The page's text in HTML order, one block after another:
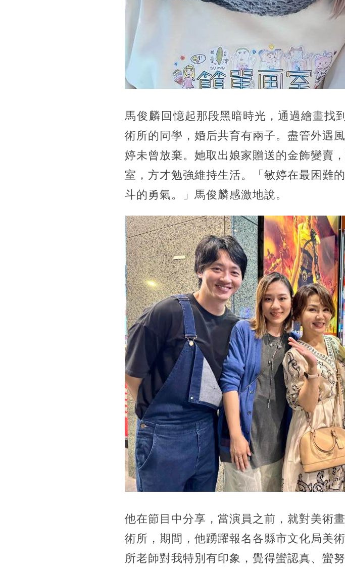
馬俊麟回憶起那段黑暗時光，通過繪畫找
術所的同學，婚后共育有兩子。盡管外遇
婷未曾放棄。她取出娘家贈送的金飾變賣
室，方才勉強維持生活。「敏婷在最困難
斗的勇氣。」馬俊麟感激地說。
他在節目中分享，當演員之前，就對美術
術所，期間，他踴躍報名各縣市文化局美
所老師對我特別有印象，覺得蠻認真、蠻